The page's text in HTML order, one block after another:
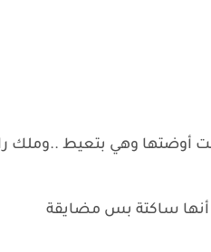
أوضتها وهي بتعيط ..وملك
ساكتة بس مضايقة